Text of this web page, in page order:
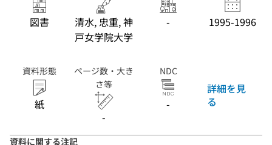
図書
清水, 忠重, 神
戸女学院大学
- 1995-1996
資料形態
紙
ページ数・大き
さ等
-
NDC
-
詳細を見
る
資料に関する注記